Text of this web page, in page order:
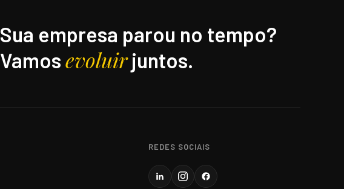
Sua empresa parou no tempo?
Vamosevoluirjuntos.
REDES SOCIAIS